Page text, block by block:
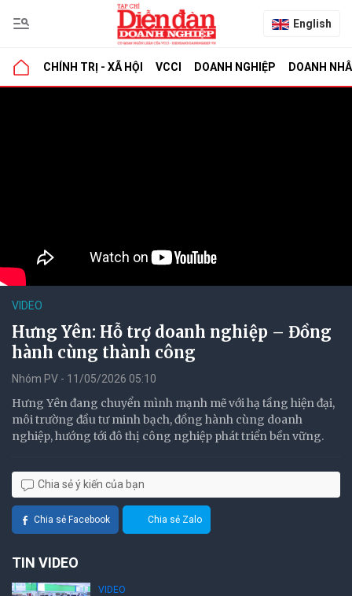
English
CHÍNH TRỊ - XÃ HỘI VCCI DOANH NGHIỆP DOANH
VIDEO
Hưng Yên: Hỗ trợ doanh nghiệp – Đồng
hành cùng thành công
Nhóm PV - 11/05/2026 05:10
Hưng Yên đang chuyển mình mạnh mẽ với hạ tầng hiện đại,
môi trường đầu tư minh bạch, đồng hành cùng doanh
nghiệp, hướng tới đô thị công nghiệp phát triển bền vững.
Chia sẻ ý kiến của bạn
Chia sẻ Facebook Chia sẻ Zalo
TIN VIDEO
VIDEO